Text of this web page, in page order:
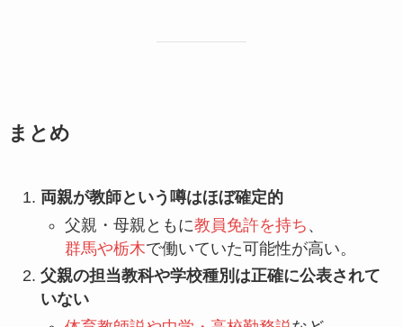
まとめ
両親が教師という噂はほぼ確定的
父親・母親ともに教員免許を持ち 、
群馬や栃木で働いていた可能性が高い。
父親の担当教科や学校種別は正確に公表されて
いない